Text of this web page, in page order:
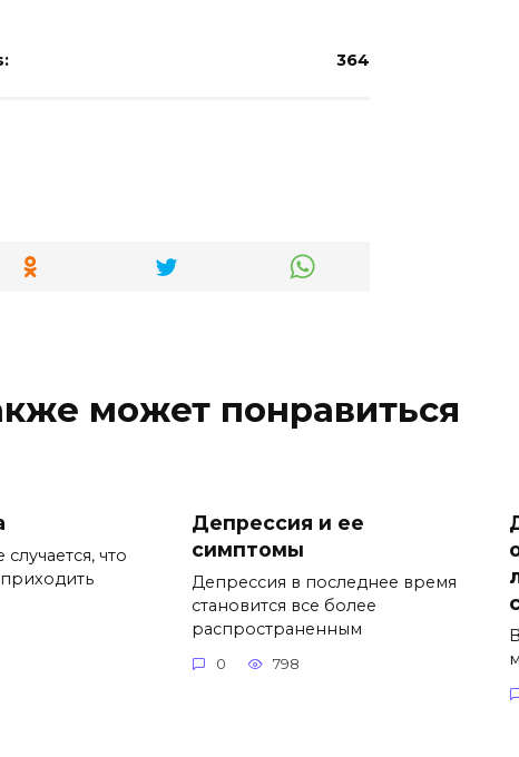
364
может понравиться
что
Депрессия и ее
симптомы
Депрессия в последнее время
становится все более
распространенным
0 798